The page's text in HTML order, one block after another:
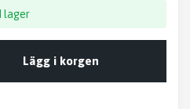
I lager
Lägg i korgen